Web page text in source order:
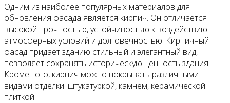
Одним из наиболее популярных материалов для
обновления фасада является кирпич. Он отличается
высокой прочностью, устойчивостью к воздействию
атмосферных условий и долговечностью. Кирпичный
фасад придает зданию стильный и элегантный вид,
позволяет сохранять историческую ценность здания.
Кроме того, кирпич можно покрывать различными
видами отделки: штукатуркой, камнем, керамической
плиткой.